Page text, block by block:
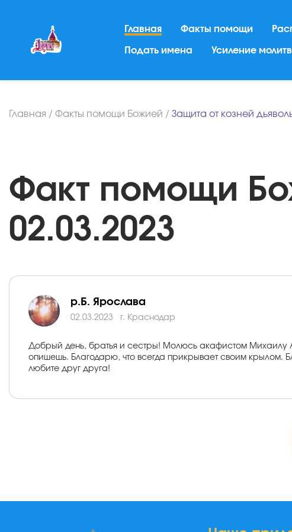
Главная Факты помощи
Подать имена Усиление
Главная / Факты помощи Божией / Защита от козней
Факт помощи
02.03.2023
р.Б. Ярослава
02.03.2023 г. Краснодар
Добрый день, братья и сестры! Молюсь акафистом Михаилу
опишешь. Благодарю, что всегда прикрывает своим крылом.
любите друг друга!